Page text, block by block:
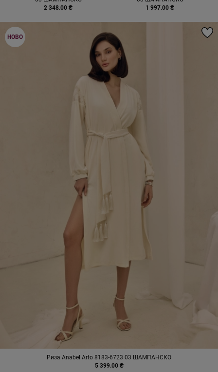
2 348.00 ₴
1 997.00 ₴
Риза Anabel Arto 8183-6723 03 ШАМПАНСКО
5 399.00 ₴
НОВО